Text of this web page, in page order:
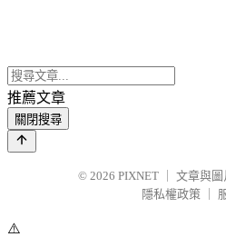
推薦文章
關閉搜尋
© 2026 PIXNET
文章與
隱私權政策
⚠️